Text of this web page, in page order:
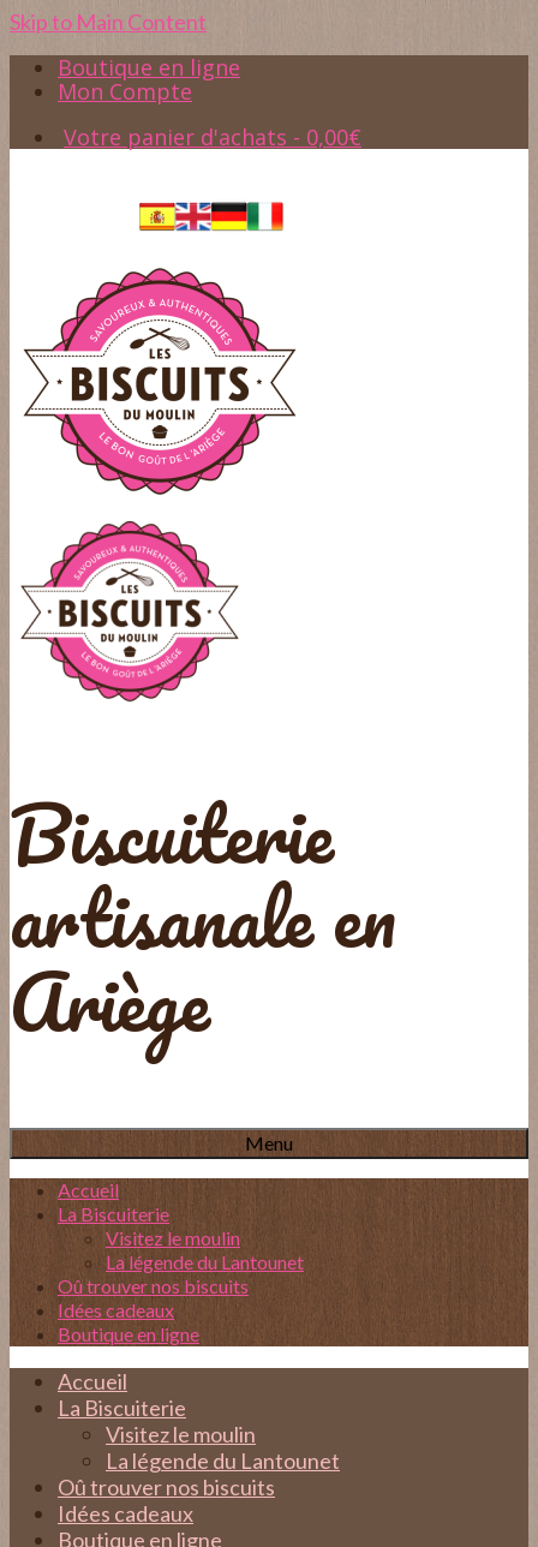
Skip to Main Content
Boutique en ligne
Mon Compte
Votre panier d'achats - 0,00€
Biscuiterie
artisanale en
Ariège
Menu
Accueil
La Biscuiterie
Visitez le moulin
La légende du Lantounet
Oû trouver nos biscuits
Idées cadeaux
Boutique en ligne
Accueil
La Biscuiterie
Visitez le moulin
La légende du Lantounet
Oû trouver nos biscuits
Idées cadeaux
Boutique en ligne